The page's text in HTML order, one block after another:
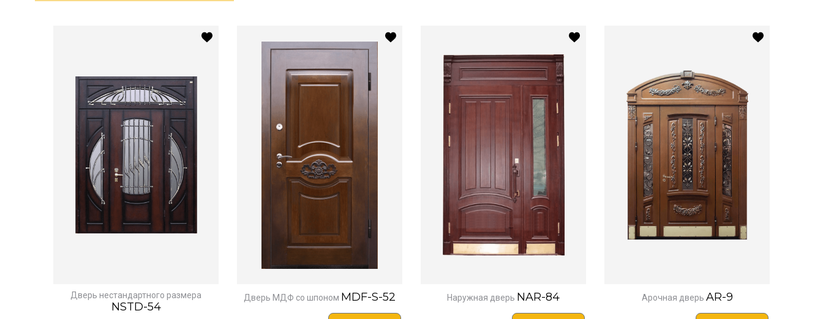
Дверь нестандартного размера
NSTD-54
Дверь МДФ со шпоном MDF-S-52 Наружная дверь NAR-84 Арочная дверь AR-9